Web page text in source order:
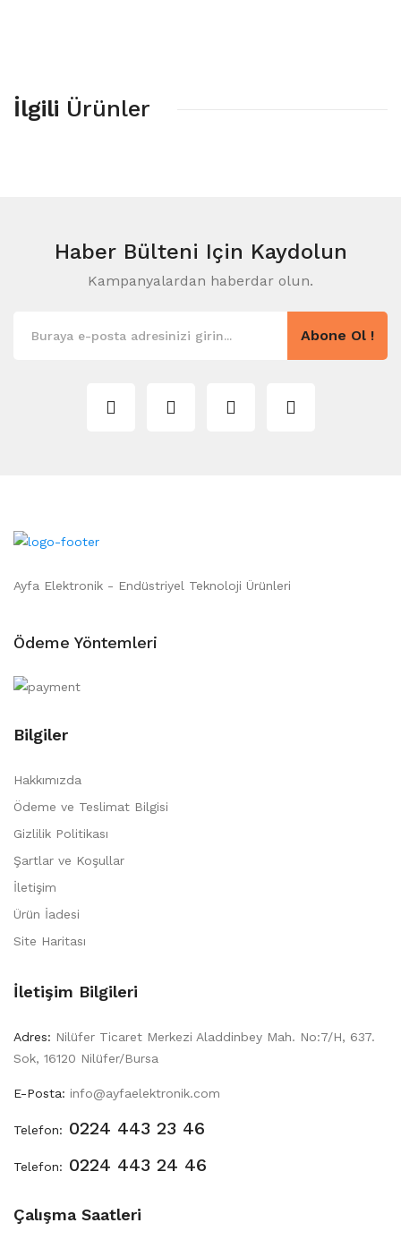
İlgili Ürünler
Haber Bülteni Için Kaydolun
Kampanyalardan haberdar olun.
Abone Ol !
Ayfa Elektronik - Endüstriyel Teknoloji Ürünleri
Ödeme Yöntemleri
Bilgiler
Hakkımızda
Ödeme ve Teslimat Bilgisi
Gizlilik Politikası
Şartlar ve Koşullar
İletişim
Ürün İadesi
Site Haritası
İletişim Bilgileri
Adres: Nilüfer Ticaret Merkezi Aladdinbey Mah. No:7/H, 637.
Sok, 16120 Nilüfer/Bursa
E-Posta: info@ayfaelektronik.com
Telefon: 0224 443 23 46
Telefon: 0224 443 24 46
Çalışma Saatleri